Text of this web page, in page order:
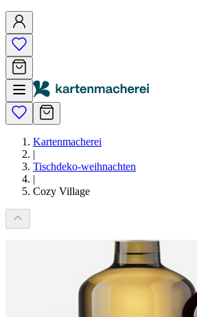
Kartenmacherei
|
Tischdeko-weihnachten
|
Cozy Village